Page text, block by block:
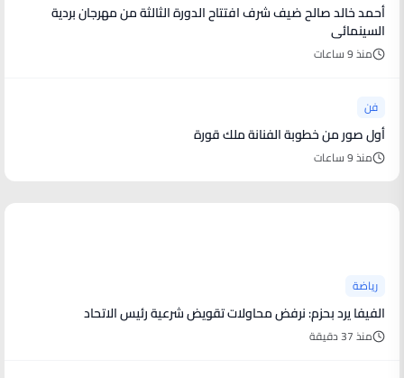
أحمد خالد صالح ضيف شرف افتتاح الدورة الثالثة من مهرجان بردية
السينمائى
منذ 9 ساعات
فن
أول صور من خطوبة الفنانة ملك قورة
منذ 9 ساعات
رياضة
الفيفا يرد بحزم: نرفض محاولات تقويض شرعية رئيس الاتحاد
منذ 37 دقيقة